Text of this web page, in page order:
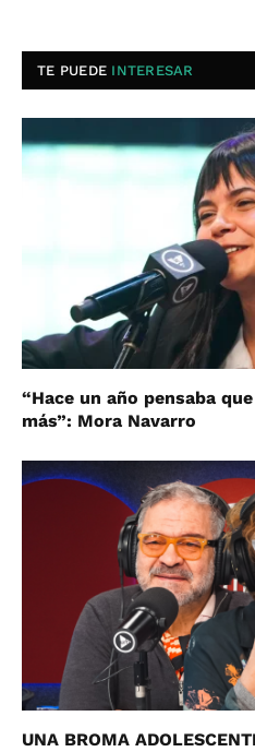
TE PUEDE INTERESAR
“Hace un año pensaba
más”: Mora Navarro
UNA BROMA